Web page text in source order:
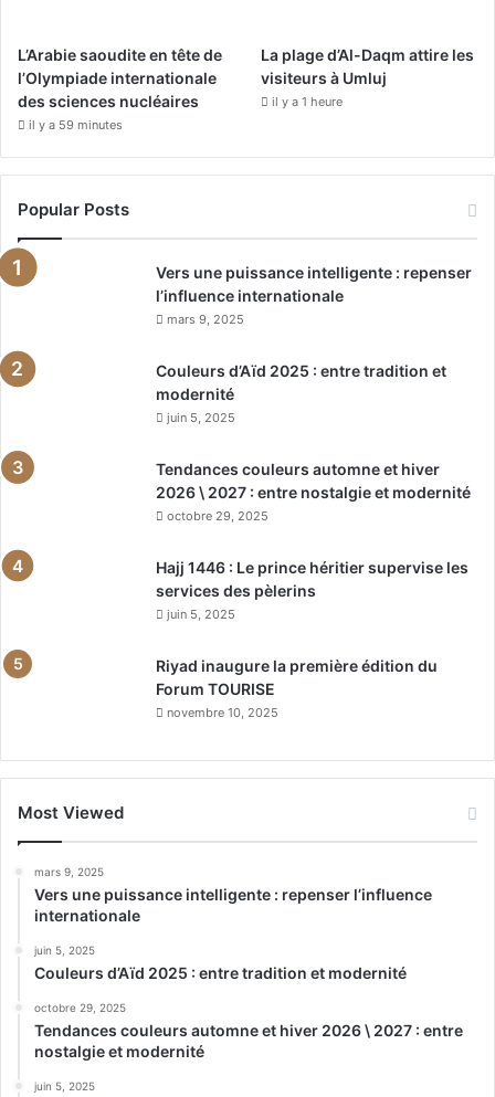
L’Arabie saoudite en tête de
l’Olympiade internationale
des sciences nucléaires
il y a 59 minutes
La plage d’Al-Daqm attire les
visiteurs à Umluj
il y a 1 heure
Popular Posts
Vers une puissance intelligente : repenser
l’influence internationale
mars 9, 2025
Couleurs d’Aïd 2025 : entre tradition et
modernité
juin 5, 2025
Tendances couleurs automne et hiver
2026 \ 2027 : entre nostalgie et modernité
octobre 29, 2025
Hajj 1446 : Le prince héritier supervise les
services des pèlerins
juin 5, 2025
Riyad inaugure la première édition du
Forum TOURISE
novembre 10, 2025
Most Viewed
mars 9, 2025
Vers une puissance intelligente : repenser l’influence
internationale
juin 5, 2025
Couleurs d’Aïd 2025 : entre tradition et modernité
octobre 29, 2025
Tendances couleurs automne et hiver 2026 \ 2027 : entre
nostalgie et modernité
juin 5, 2025